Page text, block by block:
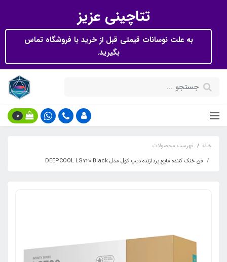
تتاچینی عزیز
به علت نوسانات قیمتی قبل از خرید با فروشگاه تماس
بگیرید.
0
خانه
فهرست محصولات
فن خنک کننده مایع پردازنده دیپ کول مدل DEEPCOOL LS720 Black